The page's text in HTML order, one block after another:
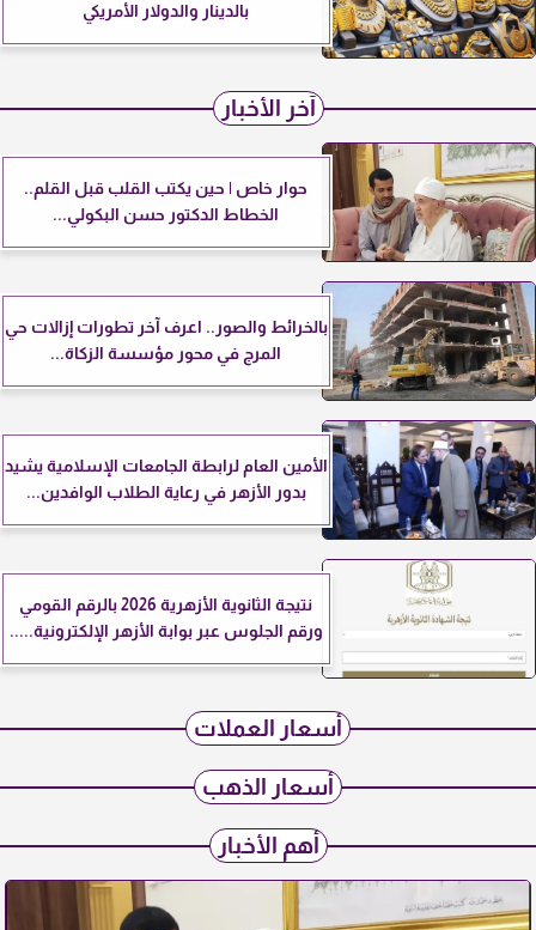
بالدينار والدولار الأمريكي
آخر الأخبار
حوار خاص | حين يكتب القلب قبل القلم..
الخطاط الدكتور حسن البكولي...
بالخرائط والصور.. اعرف آخر تطورات إزالات حي
المرج في محور مؤسسة الزكاة...
الأمين العام لرابطة الجامعات الإسلامية يشيد
بدور الأزهر في رعاية الطلاب الوافدين...
نتيجة الثانوية الأزهرية 2026 بالرقم القومي
ورقم الجلوس عبر بوابة الأزهر الإلكترونية.....
أسعار العملات
أسعار الذهب
أهم الأخبار